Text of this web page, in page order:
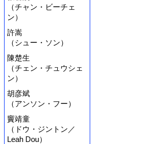
（チャン・ビーチェ
ン）
許嵩
（シュー・ソン）
陳楚生
（チェン・チュウシェ
ン）
胡彦斌
（アンソン・フー）
竇靖童
（ドウ・ジントン／
Leah Dou）